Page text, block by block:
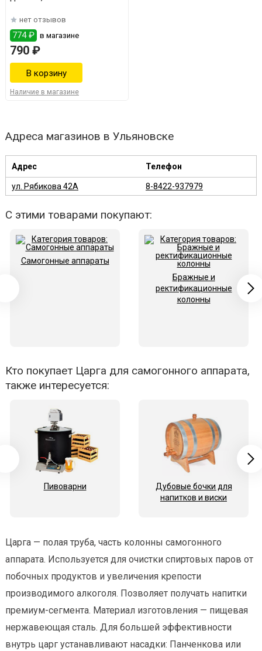
нет отзывов
774 ₽ в магазине
790 ₽
Наличие в магазине
Адреса магазинов в Ульяновске
Адрес Телефон
ул. Рябикова 42А 8-8422-937979
С этими товарами покупают:
Самогонные аппараты
Бражные и
ректификационные
колонны
Кто покупает Царга для самогонного аппарата,
также интересуется:
Пивоварни
Дубовые бочки для
напитков и виски
Царга — полая труба, часть колонны самогонного
аппарата. Используется для очистки спиртовых паров от
побочных продуктов и увеличения крепости
производимого алкоголя. Позволяет получать напитки
премиум-сегмента. Материал изготовления — пищевая
нержавеющая сталь. Для большей эффективности
внутрь царг устанавливают насадки: Панченкова или